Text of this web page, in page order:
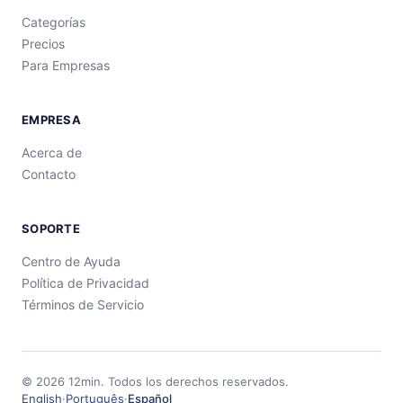
Categorías
Precios
Para Empresas
EMPRESA
Acerca de
Contacto
SOPORTE
Centro de Ayuda
Política de Privacidad
Términos de Servicio
© 2026 12min. Todos los derechos reservados.
English·Português·Español